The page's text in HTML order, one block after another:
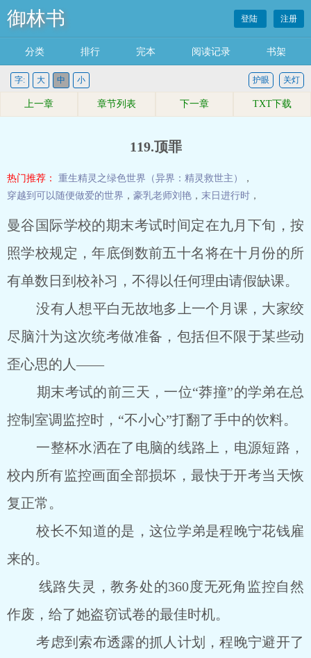
御林书 登陆 注册
分类 排行 完本 阅读记录 书架
字: 大 中 小 关灯
护眼
上一章 章节列表 下一章 TXT下载
119.顶罪
热门推荐： 重生精灵之绿色世界（异界：精灵救世主）
，
穿越到可以随便做爱的世界 ， 豪乳老师刘艳 ， 末日进行时 ，
曼谷国际学校的期末考试时间定在九月下旬，按
照学校规定，年底倒数前五十名将在十月份的所
有单数日到校补习，不得以任何理由请假缺课。
没有人想平白无故地多上一个月课，大家绞
尽脑汁为这次统考做准备，包括但不限于某些动
歪心思的人――
期末考试的前三天，一位“莽撞”的学弟在总
控制室调监控时，“不小心”打翻了手中的饮料。
一整杯水洒在了电脑的线路上，电源短路，
校内所有监控画面全部损坏，最快于开考当天恢
复正常。
校长不知道的是，这位学弟是程晚宁花钱雇
来的。
线路失灵，教务处的360度无死角监控自然
作废，给了她盗窃试卷的最佳时机。
考虑到索布透露的抓人计划，程晚宁避开了